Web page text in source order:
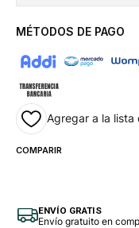
MÉTODOS DE PAGO
Agregar a la lista
COMPARIR
ENVÍO GRATIS
Envío gratuito en